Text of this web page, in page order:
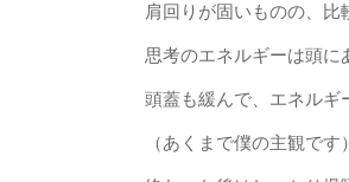
肩回りが固いものの、比
思考のエネルギーは頭に
頭蓋も緩んで、エネルギ
（あくまで僕の主観です）